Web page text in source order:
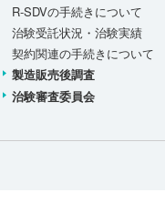
R-SDVの手続きについて
治験受託状況・治験実績
契約関連の手続きについて
製造販売後調査
治験審査委員会